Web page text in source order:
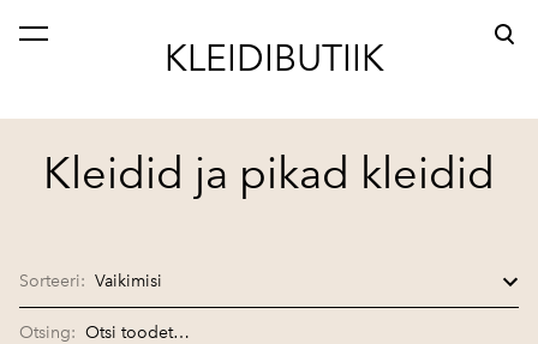
KLEIDIBUTIIK
lisati ostukorvi. Vaata ostukorvi
Kleidid ja pikad kleidid
Sorteeri:
Otsing: